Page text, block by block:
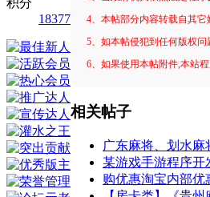
18377
4、本帖部分内容转载自其
5、如本帖侵犯到任何版权
6、如果使用本帖附件,本站
相关帖子
广东麻将、划水
某游戏手游程序开
购优惠淘宝内部优